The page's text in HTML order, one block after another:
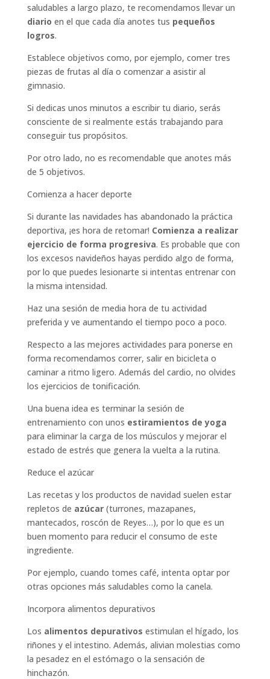
saludables a largo plazo, te recomendamos llevar un
diario en el que cada día anotes tus pequeños
logros.
Establece objetivos como, por ejemplo, comer tres
piezas de frutas al día o comenzar a asistir al
gimnasio.
Si dedicas unos minutos a escribir tu diario, serás
consciente de si realmente estás trabajando para
conseguir tus propósitos.
Por otro lado, no es recomendable que anotes más
de 5 objetivos.
Comienza a hacer deporte
Si durante las navidades has abandonado la práctica
deportiva, ¡es hora de retomar! Comienza a realizar
ejercicio de forma progresiva. Es probable que con
los excesos navideños hayas perdido algo de forma,
por lo que puedes lesionarte si intentas entrenar con
la misma intensidad.
Haz una sesión de media hora de tu actividad
preferida y ve aumentando el tiempo poco a poco.
Respecto a las mejores actividades para ponerse en
forma recomendamos correr, salir en bicicleta o
caminar a ritmo ligero. Además del cardio, no olvides
los ejercicios de tonificación.
Una buena idea es terminar la sesión de
entrenamiento con unos estiramientos de yoga
para eliminar la carga de los músculos y mejorar el
estado de estrés que genera la vuelta a la rutina.
Reduce el azúcar
Las recetas y los productos de navidad suelen estar
repletos de azúcar(turrones, mazapanes,
mantecados, roscón de Reyes…), por lo que es un
buen momento para reducir el consumo de este
ingrediente.
Por ejemplo, cuando tomes café, intenta optar por
otras opciones más saludables como la canela.
Incorpora alimentos depurativos
Los alimentos depurativos estimulan el hígado, los
riñones y el intestino. Además, alivian molestias como
la pesadez en el estómago o la sensación de
hinchazón.